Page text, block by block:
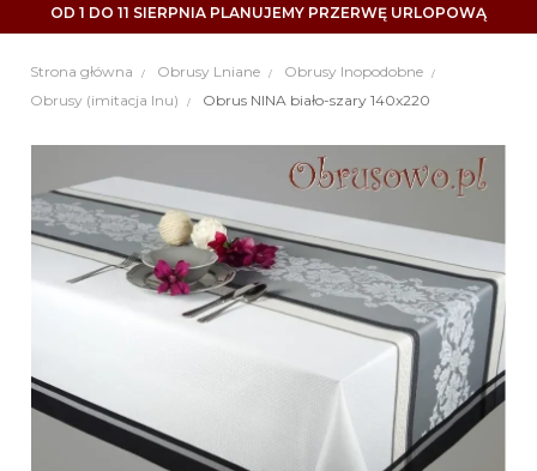
OD 1 DO 11 SIERPNIA PLANUJEMY PRZERWĘ URLOPOWĄ
Strona główna Obrusy Lniane
Obrusy lnopodobne
Obrusy (imitacja lnu)
Obrus NINA biało-szary 140x220